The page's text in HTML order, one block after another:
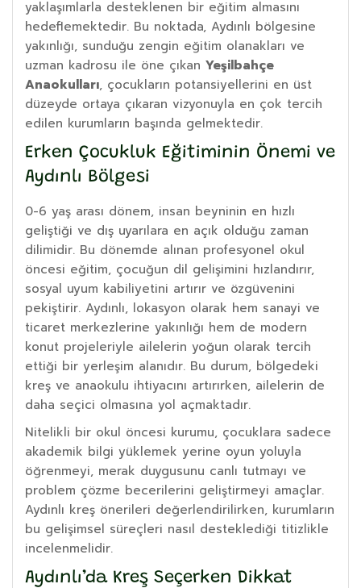
yaklaşımlarla desteklenen bir eğitim almasını
hedeflemektedir. Bu noktada, Aydınlı bölgesine
yakınlığı, sunduğu zengin eğitim olanakları ve
uzman kadrosu ile öne çıkan Yeşilbahçe
Anaokulları, çocukların potansiyellerini en üst
düzeyde ortaya çıkaran vizyonuyla en çok tercih
edilen kurumların başında gelmektedir.
Erken Çocukluk Eğitiminin Önemi ve
Aydınlı Bölgesi
0-6 yaş arası dönem, insan beyninin en hızlı
geliştiği ve dış uyarılara en açık olduğu zaman
dilimidir. Bu dönemde alınan profesyonel okul
öncesi eğitim, çocuğun dil gelişimini hızlandırır,
sosyal uyum kabiliyetini artırır ve özgüvenini
pekiştirir. Aydınlı, lokasyon olarak hem sanayi ve
ticaret merkezlerine yakınlığı hem de modern
konut projeleriyle ailelerin yoğun olarak tercih
ettiği bir yerleşim alanıdır. Bu durum, bölgedeki
kreş ve anaokulu ihtiyacını artırırken, ailelerin de
daha seçici olmasına yol açmaktadır.
Nitelikli bir okul öncesi kurumu, çocuklara sadece
akademik bilgi yüklemek yerine oyun yoluyla
öğrenmeyi, merak duygusunu canlı tutmayı ve
problem çözme becerilerini geliştirmeyi amaçlar.
Aydınlı kreş önerileri değerlendirilirken, kurumların
bu gelişimsel süreçleri nasıl desteklediği titizlikle
incelenmelidir.
Aydınlı’da Kreş Seçerken Dikkat